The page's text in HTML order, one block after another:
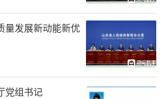
量发展新动能新优
党组书记